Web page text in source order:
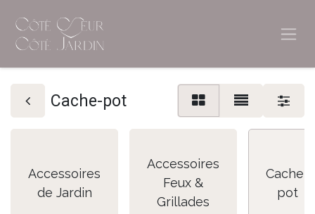
Cache-pot
Accessoires
de Jardin
Accessoires
Feux &
Grillades
Cache-
pot